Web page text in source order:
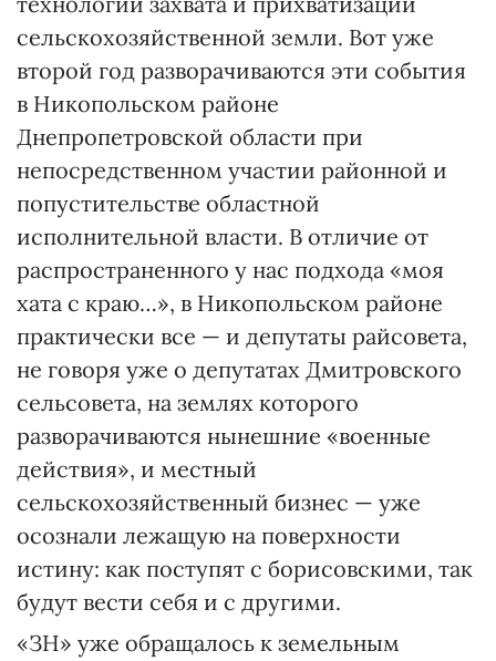
сельскохозяйственной земли. Вот уже
второй год разворачиваются эти события
в Никопольском районе
Днепропетровской области при
непосредственном участии районной и
попустительстве областной
исполнительной власти. В отличие от
распространенного у нас подхода «моя
хата с краю…», в Никопольском районе
практически все — и депутаты райсовета,
не говоря уже о депутатах Дмитровского
сельсовета, на землях которого
разворачиваются нынешние «военные
действия», и местный
сельскохозяйственный бизнес — уже
осознали лежащую на поверхности
истину: как поступят с борисовскими, так
будут вести себя и с другими.
«ЗН» уже обращалось к земельным